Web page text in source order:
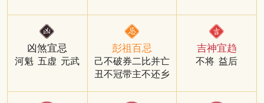
凶煞宜忌
河魁 五虚 元武
彭祖百忌
己不破券二比并亡
丑不冠带主不还乡
吉神宜趋
不将 益后